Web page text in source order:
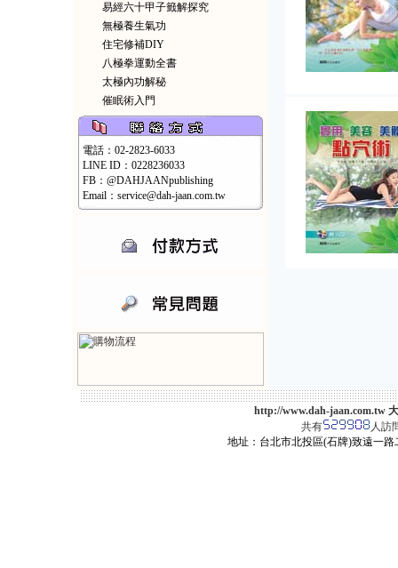
易經六十甲子籤解探究
無極養生氣功
住宅修補DIY
八極拳運動全書
太極內功解秘
催眠術入門
電話：02-2823-6033
LINE ID：0228236033
FB：@DAHJAANpublishing
Email：service@dah-jaan.com.tw
http://www.dah-jaan.com.tw
共有
人訪
地址：台北市北投區(石牌)致遠一路